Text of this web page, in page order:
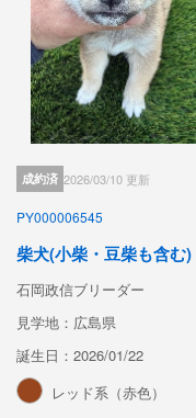
成約済 2026/03/10 更新
PY000006545
柴犬(小柴・豆柴も含む)
石岡政信ブリーダー
見学地：広島県
誕生日：2026/01/22
レッド系（赤色）